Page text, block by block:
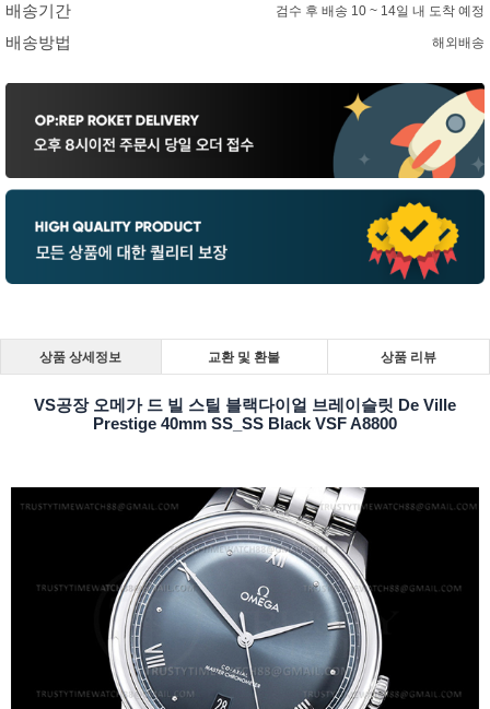
배송기간 검수 후 배송 10 ~ 14일 내 도착 예정
배송방법 해외배송
상품 상세정보 교환 및 환불 상품 리뷰
VS공장 오메가 드 빌 스틸 블랙다이얼 브레이슬릿 De Ville
Prestige 40mm SS_SS Black VSF A8800